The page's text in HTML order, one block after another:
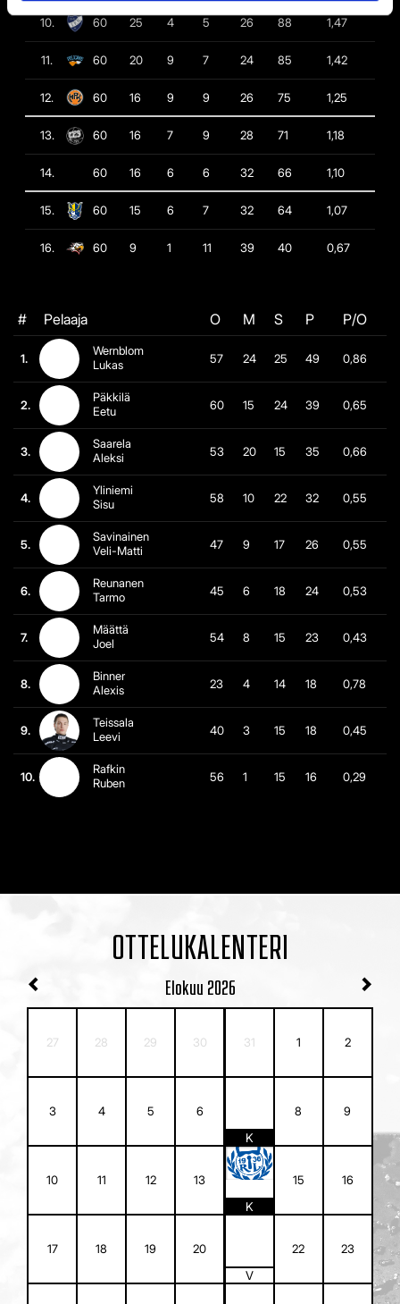
10. 60 25 4 5 26 88 1,47
11. 60 20 9 7 24 85 1,42
12. 60 16 9 9 26 75 1,25
13. 60 16 7 9 28 71 1,18
14. 60 16 6 6 32 66 1,10
15. 60 15 6 7 32 64 1,07
16. 60 9 1 11 39 40 0,67
# Pelaaja O M S P P/O
1.
Wernblom
Lukas
57 24 25 49 0,86
2.
Päkkilä
Eetu
60 15 24 39 0,65
3.
Saarela
Aleksi
53 20 15 35 0,66
4.
Yliniemi
Sisu
58 10 22 32 0,55
5.
Savinainen
Veli-Matti
47 9 17 26 0,55
6.
Reunanen
Tarmo
45 6 18 24 0,53
7.
Määttä
Joel
54 8 15 23 0,43
8.
Binner
Alexis
23 4 14 18 0,78
9.
Teissala
Leevi
40 3 15 18 0,45
10.
Rafkin
Ruben
56 1 15 16 0,29
OTTELUKALENTERI
Elokuu 2026
27 28 29 30 31 1 2
3 4 5 6
K
8 9
10 11 12 13
14
K
15 16
17 18 19 20
V
22 23